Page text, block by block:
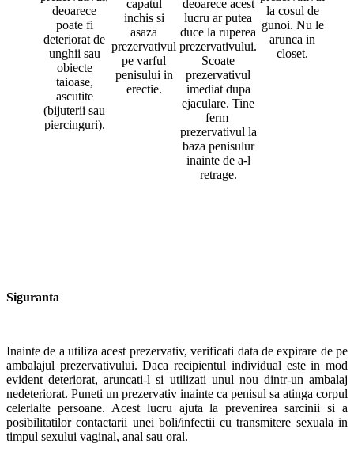
deoarece
poate fi
deteriorat de
unghii sau
obiecte
taioase,
ascutite
(bijuterii sau
piercinguri).
capatul
inchis si
asaza
prezervativul
pe varful
penisului in
erectie.
deoarece acest
lucru ar putea
duce la ruperea
prezervativului.
Scoate
prezervativul
imediat dupa
ejaculare. Tine
ferm
prezervativul la
baza penisulur
inainte de a-l
retrage.
la cosul de
gunoi. Nu le
arunca in
closet.
Siguranta
Inainte de a utiliza acest prezervativ, verificati data de expirare de pe
ambalajul prezervativului. Daca recipientul individual este in mod
evident deteriorat, aruncati-l si utilizati unul nou dintr-un ambalaj
nedeteriorat. Puneti un prezervativ inainte ca penisul sa atinga corpul
celerlalte persoane. Acest lucru ajuta la prevenirea sarcinii si a
posibilitatilor contactarii unei boli/infectii cu transmitere sexuala in
timpul sexului vaginal, anal sau oral.